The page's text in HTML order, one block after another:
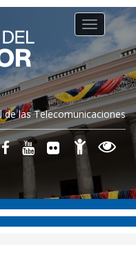
de las Telecomunicaciones
Toggle
navigation